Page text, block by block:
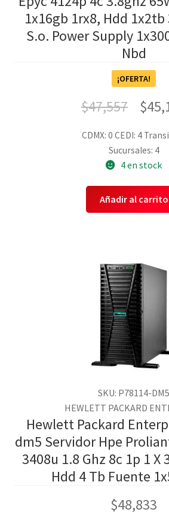
1x16gb 1rx8, Hdd 1x2tb
S.o. Power Supply
Nbd
¡OFERTA!
$47,557 $
CDMX: 0 CEDI: 4
Sucursales: 4
4 en stock
Añadir al carrito
SKU: P78114-DM5
HEWLETT PACKARD
Hewlett Packard
dm5 Servidor Hpe
3408u 1.8 Ghz 8c 1p 1 X
Hdd 4 Tb Fuente
$48,833